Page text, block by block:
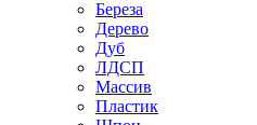
Береза
Дерево
Дуб
ЛДСП
Массив
Пластик